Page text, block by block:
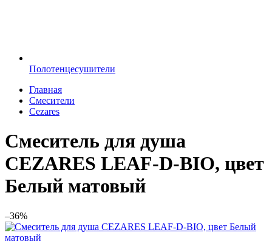
Полотенцесушители
Главная
Смесители
Cezares
Смеситель для душа
CEZARES LEAF-D-BIO, цвет
Белый матовый
–36%